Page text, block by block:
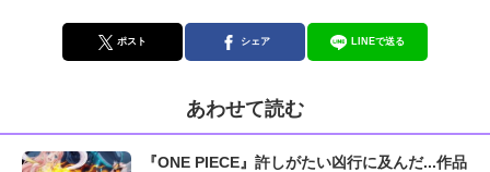
ポスト シェア LINEで送る
あわせて読む
『ONE PIECE』許しがたい凶行に及んだ...作品